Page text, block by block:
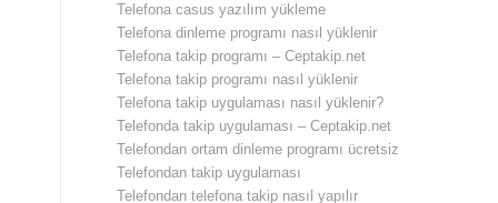
Telefona casus yazılım yükleme
Telefona dinleme programı nasıl yüklenir
Telefona takip programı – Ceptakip.net
Telefona takip programı nasıl yüklenir
Telefona takip uygulaması nasıl yüklenir?
Telefonda takip uygulaması – Ceptakip.net
Telefondan ortam dinleme programı ücretsiz
Telefondan takip uygulaması
Telefondan telefona takip nasıl yapılır